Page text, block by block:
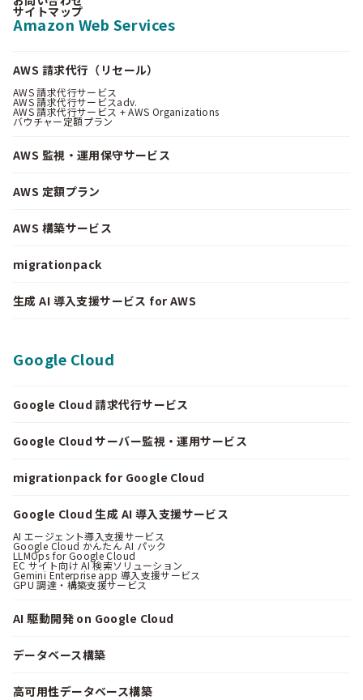
サイトマップ
Amazon Web Services
AWS 請求代行（リセール）
AWS 請求代行サービス
AWS 請求代行サービスadv.
AWS 請求代行サービス + AWS Organizations
バウチャー定額プラン
AWS 監視・運用保守サービス
AWS 定額プラン
AWS 構築サービス
migrationpack
生成 AI 導入支援サービス for AWS
Google Cloud
Google Cloud 請求代行サービス
Google Cloud サーバー監視・運用サービス
migrationpack for Google Cloud
Google Cloud 生成 AI 導入支援サービス
AI エージェント導入支援サービス
Google Cloud かんたん AI パック
LLMOps for Google Cloud
EC サイト向け AI 検索ソリューション
Gemini Enterprise app 導入支援サービス
GPU 調達・構築支援サービス
AI 駆動開発 on Google Cloud
データベース構築
高可用性データベース構築